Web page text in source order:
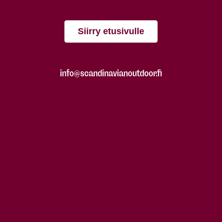
Siirry etusivulle
info@scandinavianoutdoor.fi